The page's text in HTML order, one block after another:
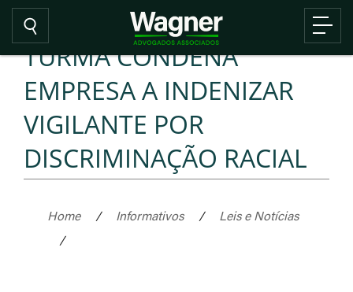
TURMA CONDENA
EMPRESA A INDENIZAR
VIGILANTE POR
DISCRIMINAÇÃO RACIAL
Home / Informativos /
Leis e Notícias
/